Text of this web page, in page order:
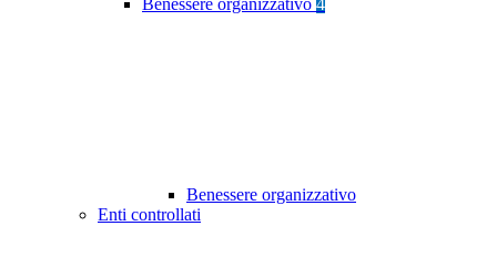
Benessere organizzativo 4
Benessere organizzativo
Enti controllati